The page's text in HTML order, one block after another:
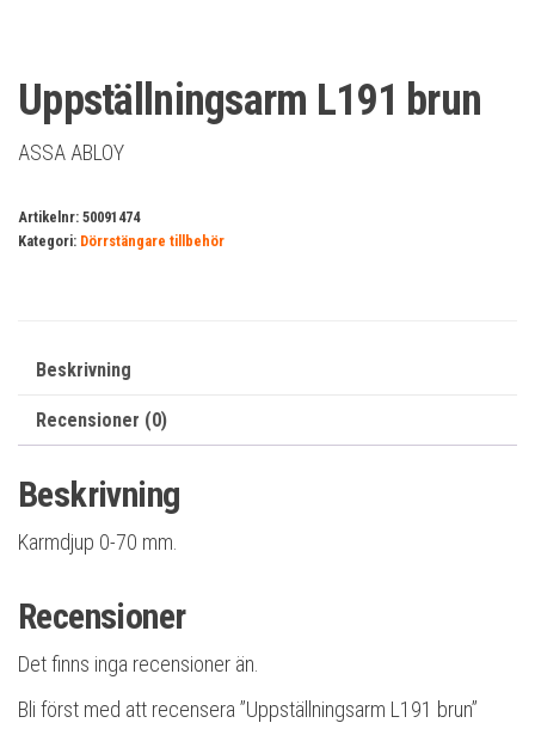
Uppställningsarm L191 brun
ASSA ABLOY
Artikelnr: 50091474
Kategori: Dörrstängare tillbehör
Beskrivning
Recensioner (0)
Beskrivning
Karmdjup 0-70 mm.
Recensioner
Det finns inga recensioner än.
Bli först med att recensera ”Uppställningsarm L191 brun”